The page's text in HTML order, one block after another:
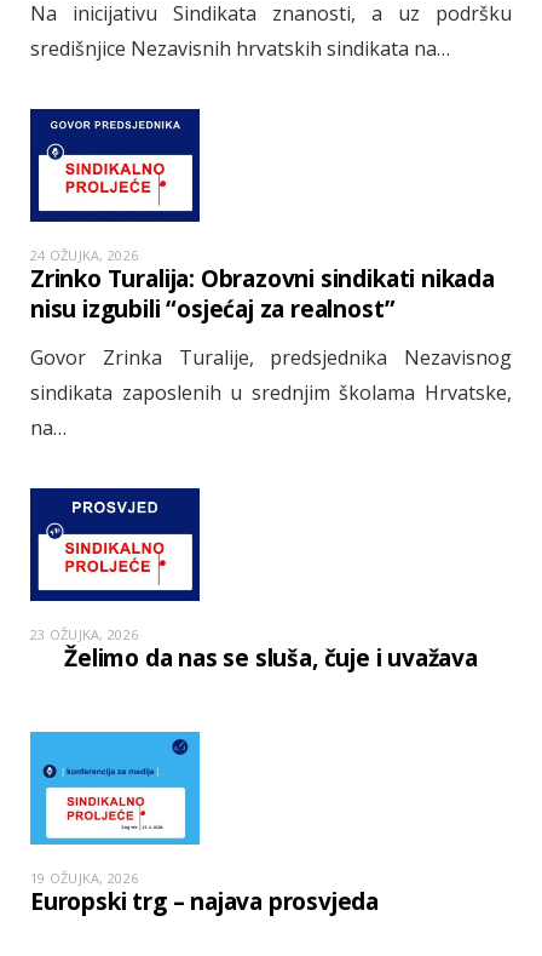
Na inicijativu Sindikata znanosti, a uz podršku
središnjice Nezavisnih hrvatskih sindikata na…
24 OŽUJKA, 2026
Zrinko Turalija: Obrazovni sindikati nikada
nisu izgubili “osjećaj za realnost”
Govor Zrinka Turalije, predsjednika Nezavisnog
sindikata zaposlenih u srednjim školama Hrvatske,
na…
23 OŽUJKA, 2026
Želimo da nas se sluša, čuje i uvažava
19 OŽUJKA, 2026
Europski trg – najava prosvjeda